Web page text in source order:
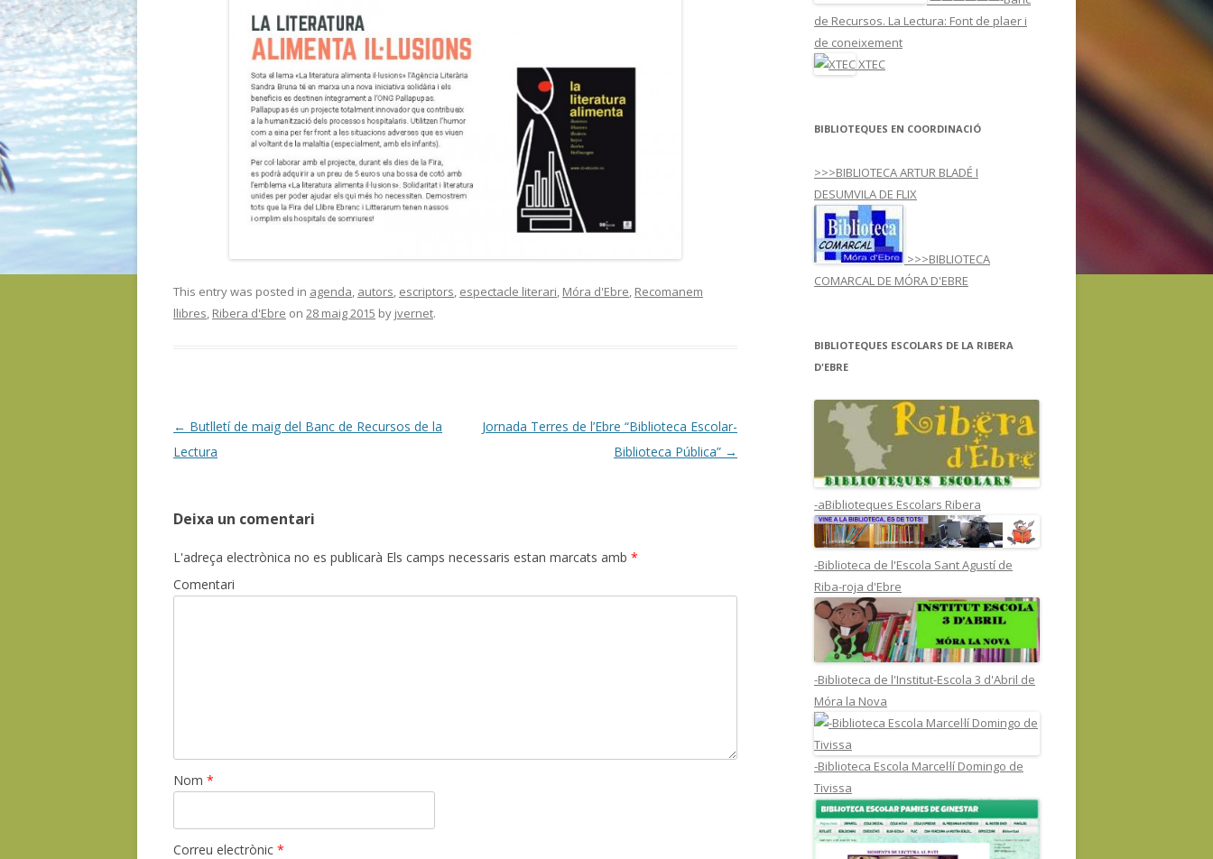
MALETA CEPSE I3-JN
BIBLIOTEQUES CURS 2014-15
PARTICIPANTS SEMINARI
BIBLIOTEQUES 2013-14
PARTICIPANTS CURS 2012-2013
PARTICIPANTS CURS 2011-2012
This entry was posted in agenda, autors, escriptors, espectacle literari, Móra d'Ebre, Recomanem
llibres, Ribera d'Ebre on 28 maig 2015 by jvernet.
Post
navigation
← Butlletí de maig del Banc de Recursos de la
Lectura
Jornada Terres de l’Ebre “Biblioteca Escolar-
Biblioteca Pública” →
Deixa un comentari
L'adreça electrònica no es publicarà Els camps necessaris estan marcats amb *
Comentari
Nom *
Correu electrònic *
de Recursos. La Lectura: Font de plaer i
de coneixement
XTEC
BIBLIOTEQUES EN COORDINACIÓ
>>>BIBLIOTECA ARTUR BLADÉ I
DESUMVILA DE FLIX
>>>BIBLIOTECA
COMARCAL DE MÓRA D'EBRE
BIBLIOTEQUES ESCOLARS DE LA RIBERA
D'EBRE
-aBiblioteques Escolars Ribera
-Biblioteca de l'Escola Sant Agustí de
Riba-roja d'Ebre
-Biblioteca de l'Institut-Escola 3 d'Abril de
Móra la Nova
-Biblioteca Escola Marcel·lí Domingo de
Tivissa